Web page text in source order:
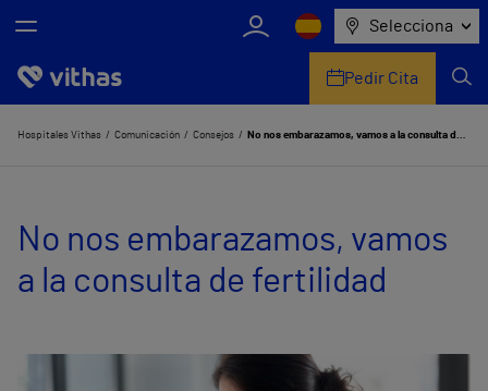
Selecciona
Nosotros
Servicios de salud
Equipo médico y asistencial
Pedir Cita
Hospitales Vithas Comunicación Consejos No nos embarazamos, vamos a la consulta de fertilidad
No nos embarazamos, vamos
a la consulta de fertilidad